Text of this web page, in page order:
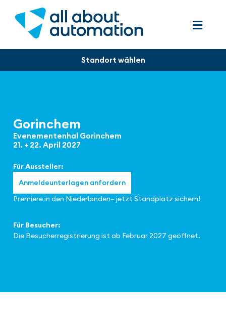
Gorinchem
Evenementenhal Gorinchem
21. + 22. April 2027
Für Aussteller:
Anmeldeunterlagen anfordern
Premiere in den Niederlanden– jetzt Standplatz sichern!
Für Besucher:
Die Besucherregistrierung ist ab Februar 2027 geöffnet.